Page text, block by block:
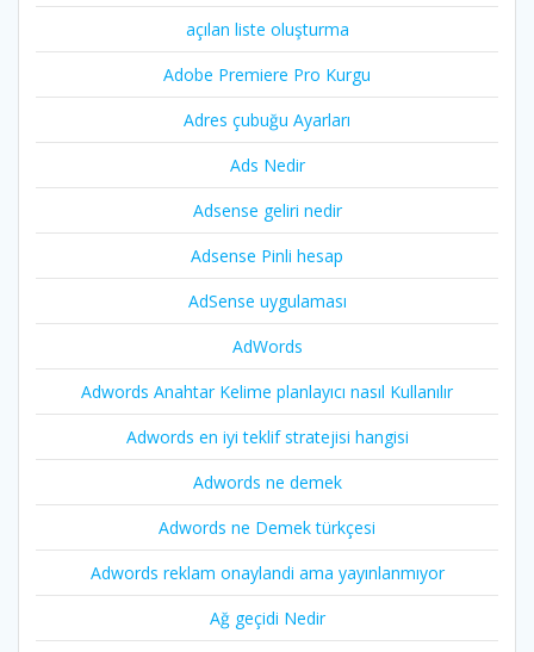
açılan liste oluşturma
Adobe Premiere Pro Kurgu
Adres çubuğu Ayarları
Ads Nedir
Adsense geliri nedir
Adsense Pinli hesap
AdSense uygulaması
AdWords
Adwords Anahtar Kelime planlayıcı nasıl Kullanılır
Adwords en iyi teklif stratejisi hangisi
Adwords ne demek
Adwords ne Demek türkçesi
Adwords reklam onaylandi ama yayınlanmıyor
Ağ geçidi Nedir